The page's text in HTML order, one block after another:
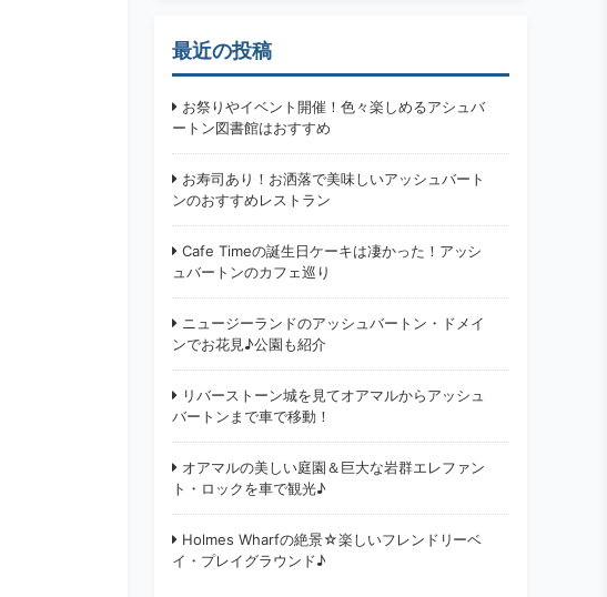
最近の投稿
お祭りやイベント開催！色々楽しめるアシュバ
ートン図書館はおすすめ
お寿司あり！お洒落で美味しいアッシュバート
ンのおすすめレストラン
Cafe Timeの誕生日ケーキは凄かった！アッシ
ュバートンのカフェ巡り
ニュージーランドのアッシュバートン・ドメイ
ンでお花見♪公園も紹介
リバーストーン城を見てオアマルからアッシュ
バートンまで車で移動！
オアマルの美しい庭園＆巨大な岩群エレファン
ト・ロックを車で観光♪
Holmes Wharfの絶景☆楽しいフレンドリーベ
イ・プレイグラウンド♪